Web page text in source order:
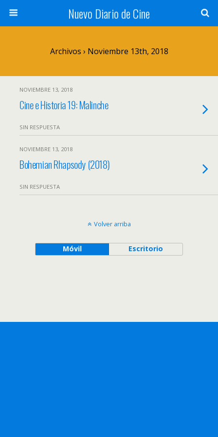
Nuevo Diario de Cine
Archivos › Noviembre 13th, 2018
NOVIEMBRE 13, 2018
Cine e Historia 19: Malinche
SIN RESPUESTA
NOVIEMBRE 13, 2018
Bohemian Rhapsody (2018)
SIN RESPUESTA
Volver arriba
Móvil Escritorio